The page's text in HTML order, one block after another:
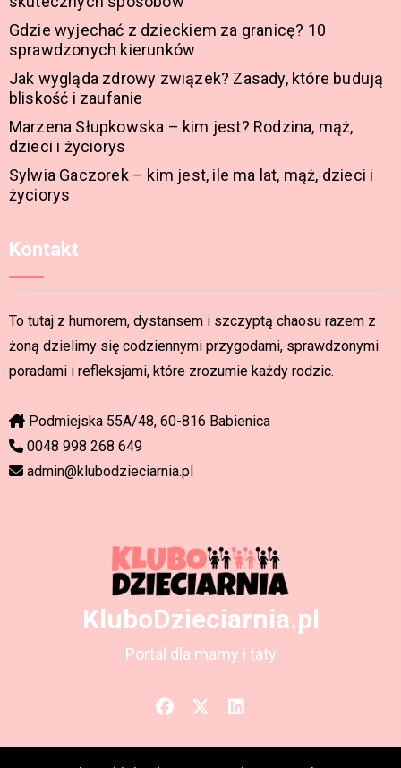
Gdzie wyjechać z dzieckiem za granicę? 10
sprawdzonych kierunków
Jak wygląda zdrowy związek? Zasady, które budują
bliskość i zaufanie
Marzena Słupkowska – kim jest? Rodzina, mąż,
dzieci i życiorys
Sylwia Gaczorek – kim jest, ile ma lat, mąż, dzieci i
życiorys
Kontakt
To tutaj z humorem, dystansem i szczyptą chaosu razem z
żoną dzielimy się codziennymi przygodami, sprawdzonymi
poradami i refleksjami, które zrozumie każdy rodzic.
Podmiejska 55A/48, 60-816 Babienica
0048 998 268 649
admin@klubodzieciarnia.pl
KluboDzieciarnia.pl
Portal dla mamy i taty